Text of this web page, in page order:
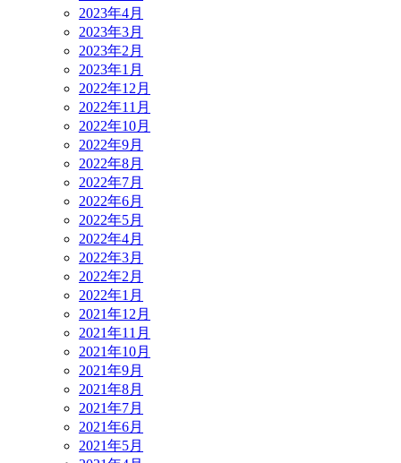
2023年4月
2023年3月
2023年2月
2023年1月
2022年12月
2022年11月
2022年10月
2022年9月
2022年8月
2022年7月
2022年6月
2022年5月
2022年4月
2022年3月
2022年2月
2022年1月
2021年12月
2021年11月
2021年10月
2021年9月
2021年8月
2021年7月
2021年6月
2021年5月